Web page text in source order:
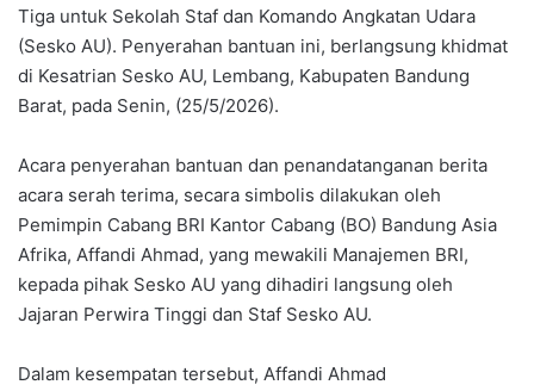
Tiga untuk Sekolah Staf dan Komando Angkatan Udara
(Sesko AU). Penyerahan bantuan ini, berlangsung khidmat
di Kesatrian Sesko AU, Lembang, Kabupaten Bandung
Barat, pada Senin, (25/5/2026).
​Acara penyerahan bantuan dan penandatanganan berita
acara serah terima, secara simbolis dilakukan oleh
Pemimpin Cabang BRI Kantor Cabang (BO) Bandung Asia
Afrika, Affandi Ahmad, yang mewakili Manajemen BRI,
kepada pihak Sesko AU yang dihadiri langsung oleh
Jajaran Perwira Tinggi dan Staf Sesko AU.
​Dalam kesempatan tersebut, Affandi Ahmad